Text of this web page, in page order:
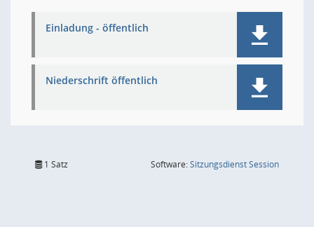
Einladung - öffentlich
Niederschrift öffentlich
1 Satz Software:SitzungsdienstSession(Wird in